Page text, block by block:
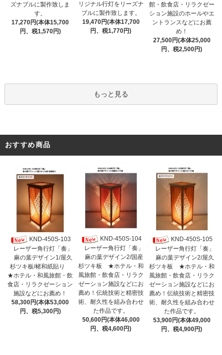
ズナブルに製作致しま
す。
17,270円(本体15,700
円、税1,570円)
リジナル行灯をリーズナ
ブルに製作致します。
19,470円(本体17,700
円、税1,770円)
館・飲食店・リラクゼー
ション施設のホールやエ
ントランスなどにお薦
め！
27,500円(本体25,000
円、税2,500円)
もっと見る
おすすめ商品
KND-450S-103
レーザー角行灯「奏」
麻の葉デザイン1/屋久
杉ツキ板/楮和紙貼り
★ホテル・和風旅館・飲
食店・リラクゼーション
施設などにお薦め！
58,300円(本体53,000
円、税5,300円)
KND-450S-104
レーザー角行灯「奏」
麻の葉デザイン2/国産
杉ツキ板 ★ホテル・和
風旅館・飲食店・リラク
ゼーション施設などにお
薦め！伝統技術と精密技
術、耐久性を組み合わせ
た作品です。
50,600円(本体46,000
円、税4,600円)
KND-450S-105
レーザー角行灯「奏」
麻の葉デザイン2/屋久
杉ツキ板 ★ホテル・和
風旅館・飲食店・リラク
ゼーション施設などにお
薦め！伝統技術と精密技
術、耐久性を組み合わせ
た作品です。
53,900円(本体49,000
円、税4,900円)